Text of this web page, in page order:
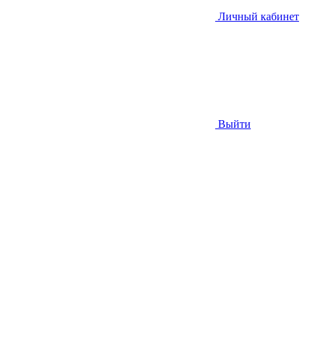
Личный кабинет
Выйти